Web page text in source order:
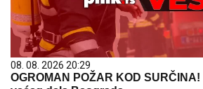
08. 08. 2026 20:29
OGROMAN POŽAR KOD